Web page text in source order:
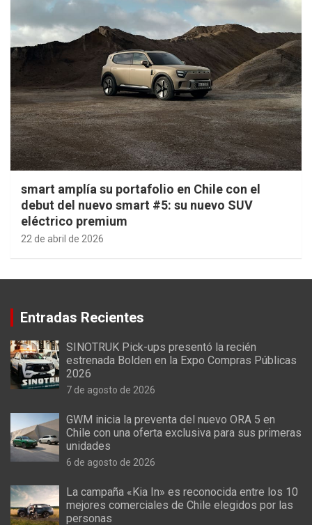
smart amplía su portafolio en Chile con el
debut del nuevo smart #5: su nuevo SUV
eléctrico premium
22 de abril de 2026
Entradas Recientes
SINOTRUK Pick-ups presentó la recién
estrenada Bolden en la Expo Compras Públicas
2026
7 de agosto de 2026
GWM inicia la preventa del nuevo ORA 5 en
Chile con una oferta exclusiva para sus primeras
unidades
6 de agosto de 2026
La campaña «Kia In» es reconocida entre los 10
mejores comerciales de Chile elegidos por las
personas